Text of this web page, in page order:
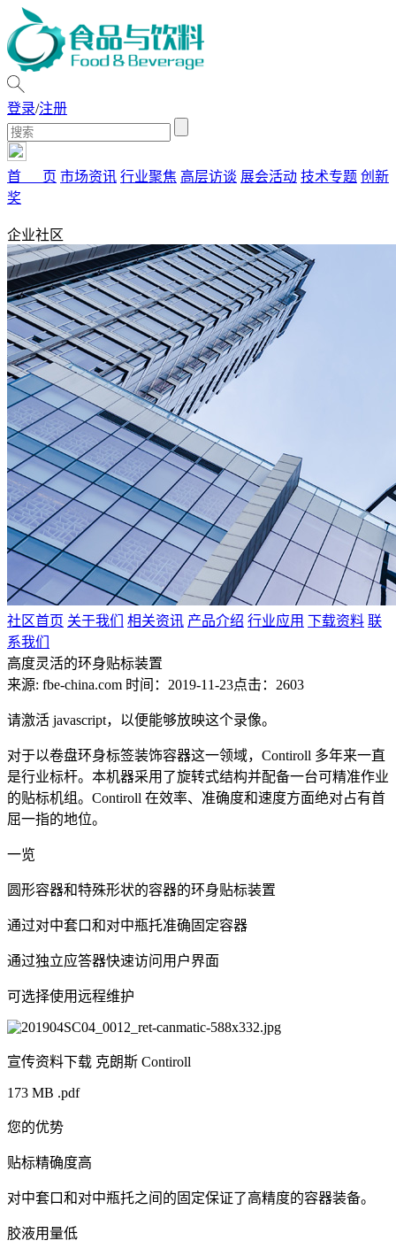
登录/注册
首 页 市场资讯 行业聚焦 高层访谈 展会活动 技术专题 创新
奖
企业社区
社区首页 关于我们 相关资讯 产品介绍 行业应用 下载资料 联
系我们
高度灵活的环身贴标装置
来源: fbe-china.com 时间：2019-11-23点击：2603
请激活 javascript，以便能够放映这个录像。
对于以卷盘环身标签装饰容器这一领域，Contiroll 多年来一直
是行业标杆。本机器采用了旋转式结构并配备一台可精准作业
的贴标机组。Contiroll 在效率、准确度和速度方面绝对占有首
屈一指的地位。
一览
圆形容器和特殊形状的容器的环身贴标装置
通过对中套口和对中瓶托准确固定容器
通过独立应答器快速访问用户界面
可选择使用远程维护
宣传资料下载 克朗斯 Contiroll
173 MB .pdf
您的优势
贴标精确度高
对中套口和对中瓶托之间的固定保证了高精度的容器装备。
胶液用量低